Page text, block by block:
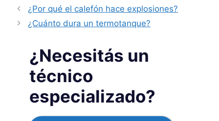
¿Por qué el calefón hace explosiones?
¿Cuánto dura un termotanque?
¿Necesitás un
técnico
especializado?